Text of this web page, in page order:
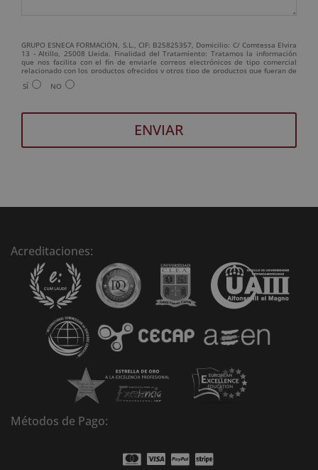
GRUPO ESNECA FORMACIÓN, S.L., CIF: B25825357, Domicilio: C/ Comtessa Elvira
13 - Altillo, 25008 Lleida. Finalidad del Tratamiento: Tratamos la información
que nos facilita con el fin de enviarle correos electrónicos de tipo comercial
relacionado con los productos ofrecidos y otros tipo de productos que fueran de
su interés. Legitimación del tratamiento: Consentimiento del interesado.
Derechos: Puede ejercitar sus derechos identificándose suficientemente,
telefónica y/o email):
SÍ NO
e
n
Acreditaciones:
Métodos de Pago: